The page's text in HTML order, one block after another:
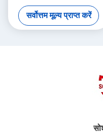
With Adjustable Shelves ,
28gallon
सर्वोत्तम मूल्य प्राप्त करें